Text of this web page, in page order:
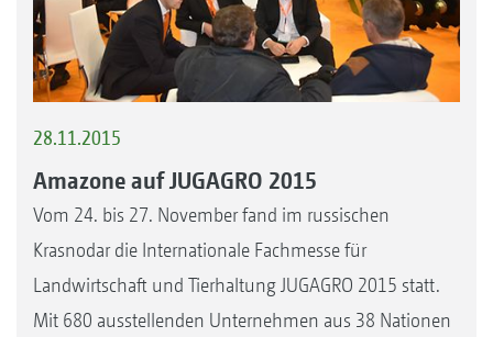
28.11.2015
Amazone auf JUGAGRO 2015
Vom 24. bis 27. November fand im russischen
Krasnodar die Internationale Fachmesse für
Landwirtschaft und Tierhaltung JUGAGRO 2015 statt.
Mit 680 ausstellenden Unternehmen aus 38 Nationen